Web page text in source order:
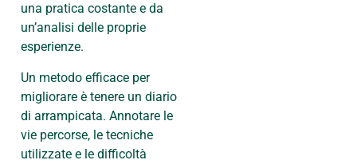
una pratica costante e da
un’analisi delle proprie
esperienze.
Un metodo efficace per
migliorare è tenere un diario
di arrampicata. Annotare le
vie percorse, le tecniche
utilizzate e le difficoltà